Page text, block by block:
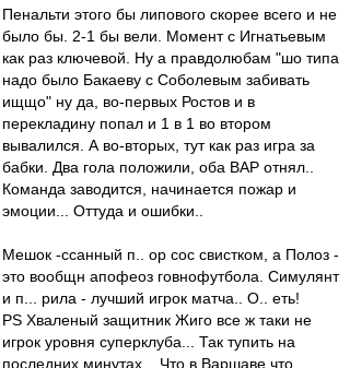
Пенальти этого бы липового скорее всего и не
было бы. 2-1 бы вели. Момент с Игнатьевым
как раз ключевой. Ну а правдолюбам "шо типа
надо было Бакаеву с Соболевым забивать
ищщо" ну да, во-первых Ростов и в
перекладину попал и 1 в 1 во втором
вывалился. А во-вторых, тут как раз игра за
бабки. Два гола положили, оба ВАР отнял..
Команда заводится, начинается пожар и
эмоции... Оттуда и ошибки..
Мешок -ссанный п.. ор сос свистком, а Полоз -
это вообщн апофеоз говнофутбола. Симулянт
и п... рила - лучший игрок матча.. О.. еть!
PS Хваленый защитник Жиго все ж таки не
игрок уровня суперклуба... Так тупить на
последних минутах... Что в Варшаве что